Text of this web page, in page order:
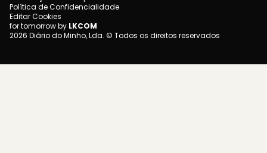
Política de Confidencialidade
Editar Cookies
for tomorrow by LKCOM
2026 Diário do Minho, Lda. © Todos os direitos reservados